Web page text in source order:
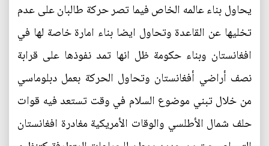
يحاول بناء عالمه الخاص فيما تصر حركة طالبان على عدم
تخليها عن القاعدة وتحاول ايضا بناء امارة خاصة لها في
افغانستان وبناء حكومة ظل انها تمد نفوذها على قرابة
نصف أراضي أفغانستان وتحاول الحركة بعمل دبلوماسي
من خلال تبني موضوع السلام في وقت تستعد فيه قوات
حلف شمال الأطلسي والوقات الأمريكية مغادرة افغانستان